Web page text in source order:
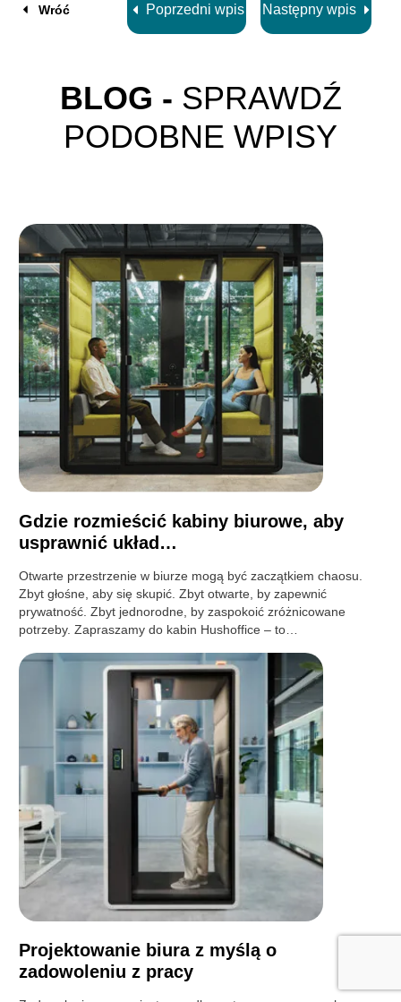
Wróć Poprzedni wpis Następny wpis
BLOG - SPRAWDŹ
PODOBNE WPISY
Gdzie rozmieścić kabiny biurowe, aby
usprawnić układ…
Otwarte przestrzenie w biurze mogą być zaczątkiem chaosu.
Zbyt głośne, aby się skupić. Zbyt otwarte, by zapewnić
prywatność. Zbyt jednorodne, by zaspokoić zróżnicowane
potrzeby. Zapraszamy do kabin Hushoffice – to…
Projektowanie biura z myślą o
zadowoleniu z pracy